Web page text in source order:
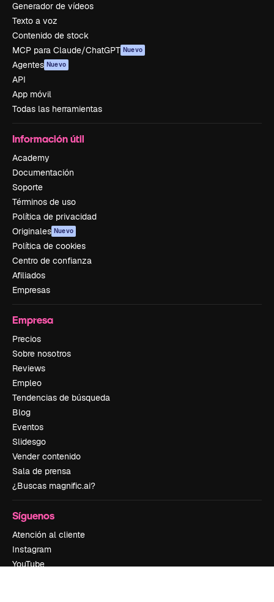
Generador de vídeos
Texto a voz
Contenido de stock
MCP para Claude/ChatGPT Nuevo
Agentes Nuevo
API
App móvil
Todas las herramientas
Información útil
Academy
Documentación
Soporte
Términos de uso
Política de privacidad
Originales Nuevo
Política de cookies
Centro de confianza
Afiliados
Empresas
Empresa
Precios
Sobre nosotros
Reviews
Empleo
Tendencias de búsqueda
Blog
Eventos
Slidesgo
Vender contenido
Sala de prensa
¿Buscas magnific.ai?
Síguenos
Atención al cliente
Instagram
YouTube